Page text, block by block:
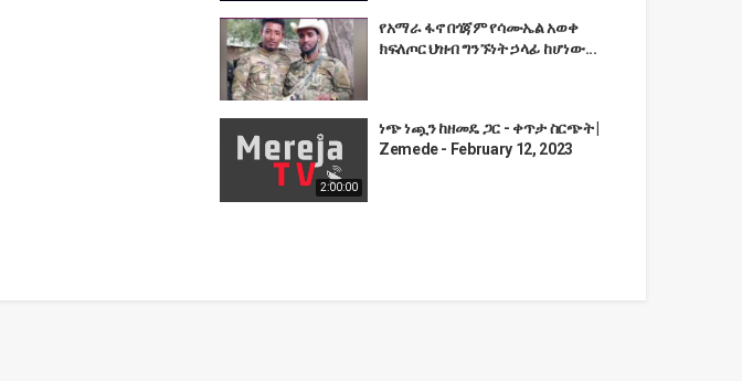
የአማራ ፋኖ በጎጃም የሳሙኤል አወቀ
ክፍለጦር ህዝብ ግንኙነት ኃላፊ ከሆነው...
2:00:00
ነጭ ነጯን ከዘመዴ ጋር - ቀጥታ ስርጭት |
Zemede - February 12, 2023